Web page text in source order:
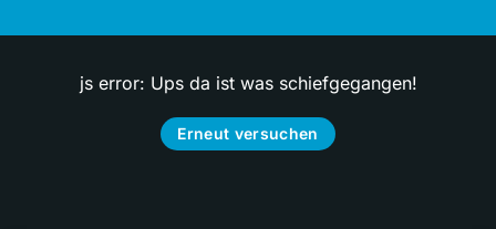
js error: Ups da ist was schiefgegangen!
Erneut versuchen